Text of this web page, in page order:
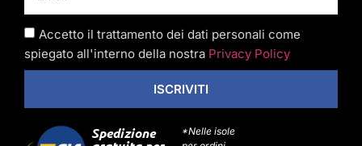
Accetto il trattamento dei dati personali come
spiegato all'interno della nostra Privacy Policy
ISCRIVITI
Spedizione
*Nelle isole